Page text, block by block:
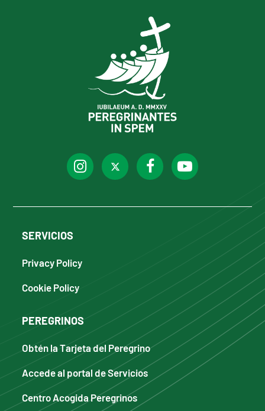
SERVICIOS
Privacy Policy
Cookie Policy
PEREGRINOS
Obtén la Tarjeta del Peregrino
Accede al portal de Servicios
Centro Acogida Peregrinos